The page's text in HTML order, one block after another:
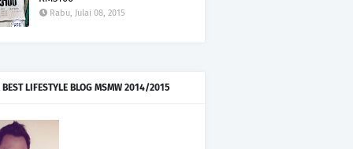
Rabu, Julai 08, 2015
BEST LIFESTYLE BLOG MSMW 2014/2015